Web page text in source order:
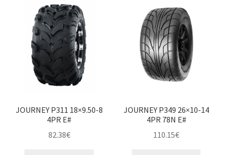
JOURNEY P311 18×9.50-8
4PR E#
82.38€
JOURNEY P349 26×10-14
4PR 78N E#
110.15€